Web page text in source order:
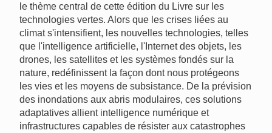
le thème central de cette édition du Livre sur les
technologies vertes. Alors que les crises liées au
climat s'intensifient, les nouvelles technologies, telles
que l'intelligence artificielle, l'Internet des objets, les
drones, les satellites et les systèmes fondés sur la
nature, redéfinissent la façon dont nous protégeons
les vies et les moyens de subsistance. De la prévision
des inondations aux abris modulaires, ces solutions
adaptatives allient intelligence numérique et
infrastructures capables de résister aux catastrophes